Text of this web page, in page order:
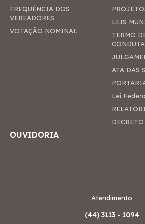
FREQUÊNCIA DOS
VEREADORES
VOTAÇÃO NOMINAL
LEIS
TERMO
CONDUTA
ATA DAS
Lei
OUVIDORIA
Atendimento
(44) 3113 - 1094